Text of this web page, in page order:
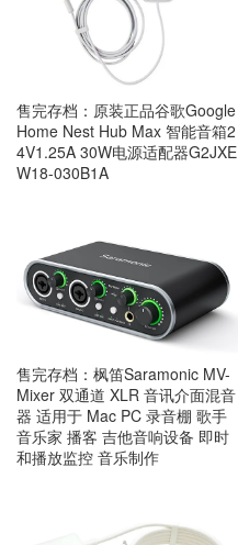
售完存档：原装正品谷歌Google
Home Nest Hub Max 智能音箱2
4V1.25A 30W电源适配器G2JXE
W18-030B1A
售完存档：枫笛Saramonic MV-
Mixer 双通道 XLR 音讯介面混音
器 适用于 Mac PC 录音棚 歌手
音乐家 播客 吉他音响设备 即时
和播放监控 音乐制作